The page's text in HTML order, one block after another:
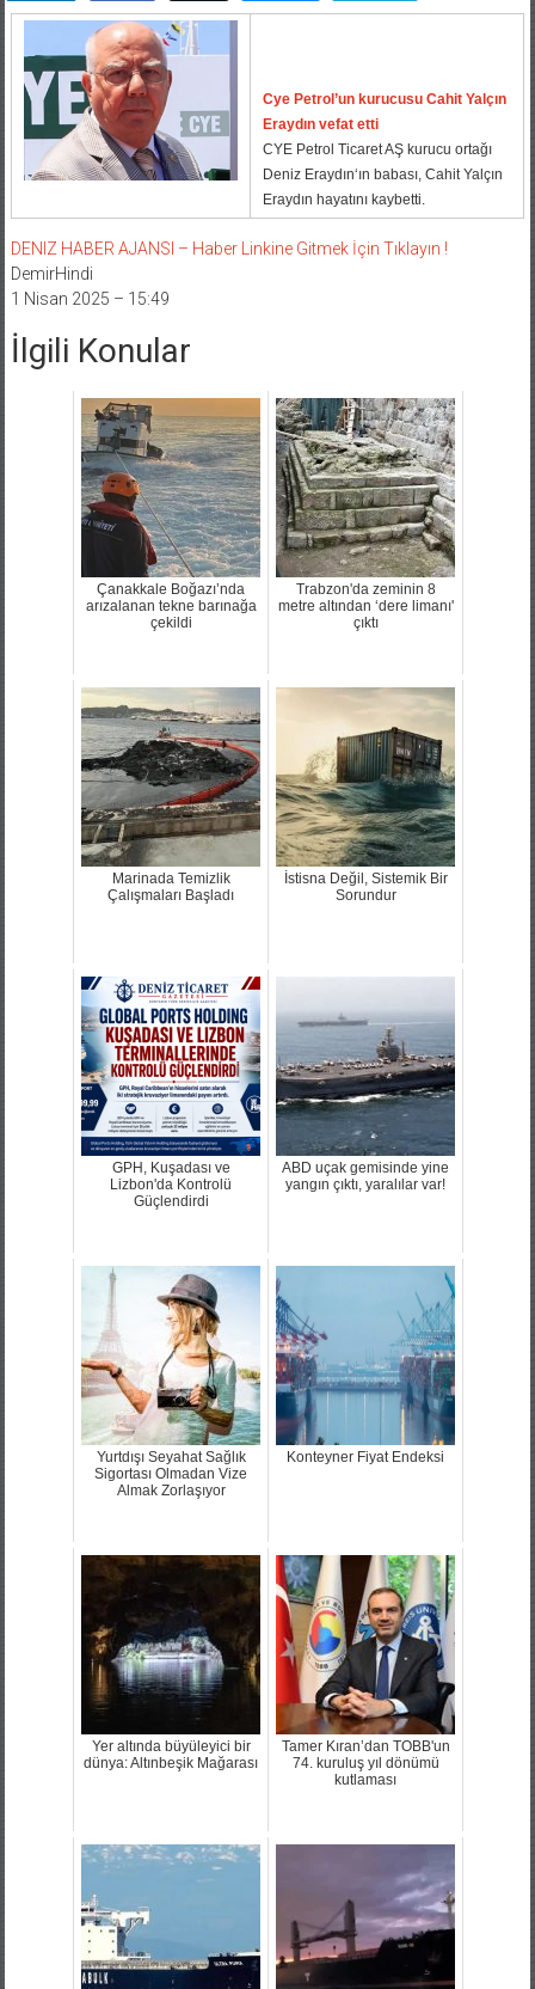
Cye Petrol’un kurucusu Cahit Yalçın
Eraydın vefat etti
CYE Petrol Ticaret AŞ kurucu ortağı
Deniz Eraydın‘ın babası, Cahit Yalçın
Eraydın hayatını kaybetti.
DENIZ HABER AJANSI – Haber Linkine Gitmek İçin Tıklayın !
DemirHindi
1 Nisan 2025 – 15:49
İlgili Konular
Çanakkale Boğazı’nda
arızalanan tekne barınağa
çekildi
Trabzon'da zeminin 8
metre altından ‘dere limanı'
çıktı
Marinada Temizlik
Çalışmaları Başladı
İstisna Değil, Sistemik Bir
Sorundur
GPH, Kuşadası ve
Lizbon'da Kontrolü
Güçlendirdi
ABD uçak gemisinde yine
yangın çıktı, yaralılar var!
Yurtdışı Seyahat Sağlık
Sigortası Olmadan Vize
Almak Zorlaşıyor
Konteyner Fiyat Endeksi
Yer altında büyüleyici bir
dünya: Altınbeşik Mağarası
Tamer Kıran’dan TOBB'un
74. kuruluş yıl dönümü
kutlaması